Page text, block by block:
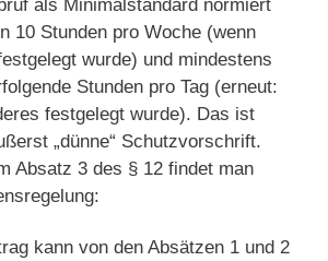
als Minimalstandard normiert
10 Stunden pro Woche (wenn
wurde) und mindestens
Stunden pro Tag (erneut:
festgelegt wurde). Das ist
„dünne“ Schutzvorschrift.
Absatz 3 des § 12 findet man
kann von den Absätzen 1 und 2